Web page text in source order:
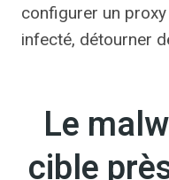
configurer un proxy
infecté, détourner
Le
cible